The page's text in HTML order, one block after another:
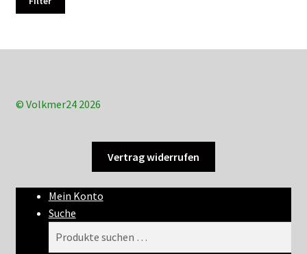
© Volkmer24 2026
Vertrag widerrufen
Mein Konto
Suche